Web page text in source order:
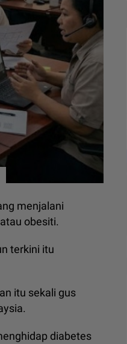
menjalani
obesiti.
terkini itu
itu sekali gus
diabetes